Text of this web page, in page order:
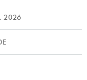
passe
2026